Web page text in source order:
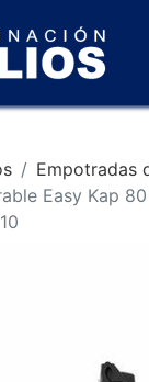
Empotradas
Easy Kap